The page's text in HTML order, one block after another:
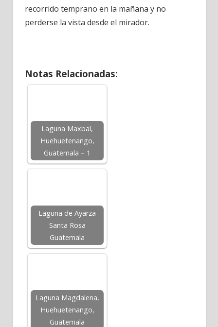
recorrido temprano en la mañana y no
perderse la vista desde el mirador.
Notas Relacionadas:
Laguna Maxbal,
Huehuetenango,
Guatemala – 1
Laguna de Ayarza
Santa Rosa
Guatemala
Laguna Magdalena,
Huehuetenango,
Guatemala